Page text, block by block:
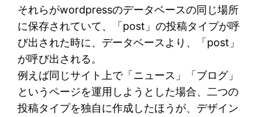
それらがwordpressのデータベースの同じ場所
に保存されていて、「post」の投稿タイプが呼
び出された時に、データベースより、「post」
が呼び出される。
例えば同じサイト上で「ニュース」「ブログ」
というページを運用しようとした場合、二つの
投稿タイプを独自に作成したほうが、デザイン